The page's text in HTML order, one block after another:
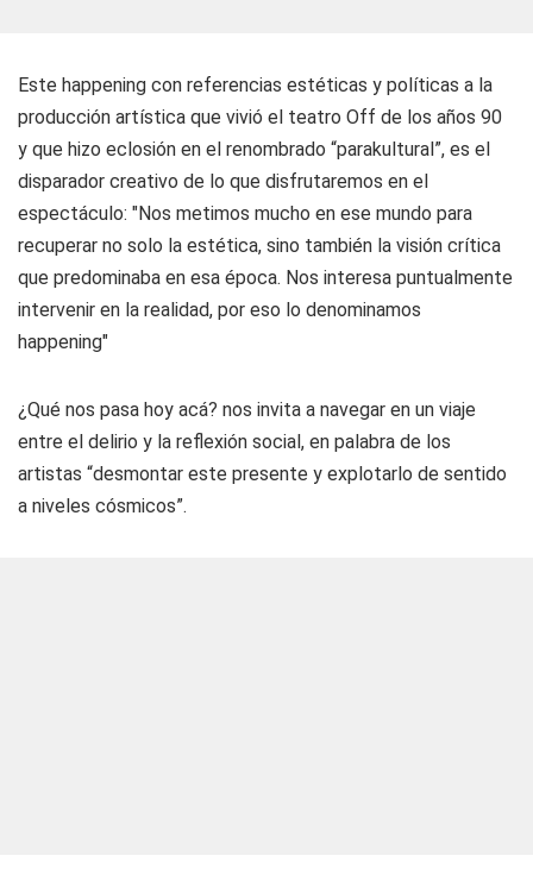
Este happening con referencias estéticas y políticas a la
producción artística que vivió el teatro Off de los años 90
y que hizo eclosión en el renombrado “parakultural”, es el
disparador creativo de lo que disfrutaremos en el
espectáculo: "Nos metimos mucho en ese mundo para
recuperar no solo la estética, sino también la visión crítica
que predominaba en esa época. Nos interesa puntualmente
intervenir en la realidad, por eso lo denominamos
happening"
¿Qué nos pasa hoy acá? nos invita a navegar en un viaje
entre el delirio y la reflexión social, en palabra de los
artistas “desmontar este presente y explotarlo de sentido
a niveles cósmicos”.